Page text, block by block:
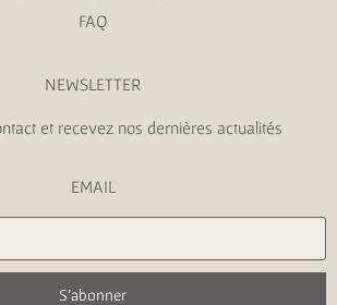
FAQ
NEWSLETTER
et recevez nos dernières actualités
EMAIL
S'abonner